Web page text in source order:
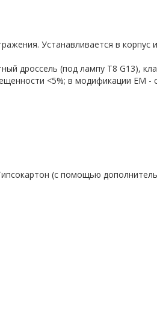
Устанавливается в корпус
дроссель (под лампу T8 G13),
<5%; в модификации EM -
(с помощью